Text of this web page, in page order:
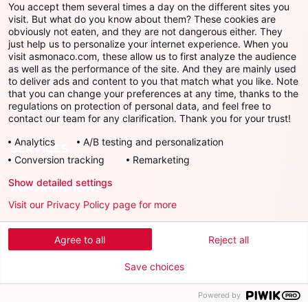
Facebook
X Instagram
YoutubeTikTokTwitch
AS MONACO
SERVICES
INFORMATIONS
Télécharger l'AS Monaco App
You accept them several times a day on the different sites you
visit. But what do you know about them? These cookies are
obviously not eaten, and they are not dangerous either. They
just help us to personalize your internet experience. When you
visit asmonaco.com, these allow us to first analyze the audience
as well as the performance of the site. And they are mainly used
to deliver ads and content to you that match what you like. Note
that you can change your preferences at any time, thanks to the
regulations on protection of personal data, and feel free to
contact our team for any clarification. Thank you for your trust!
Analytics
A/B testing and personalization
Conversion tracking
Remarketing
Agree to all Reject all
Show detailed settings
Visit our Privacy Policy page for more
Save choices
Powered by